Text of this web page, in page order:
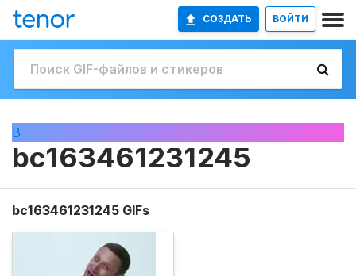
СОЗДАТЬ ВОЙТИ
B
bc163461231245
bc163461231245 GIFs